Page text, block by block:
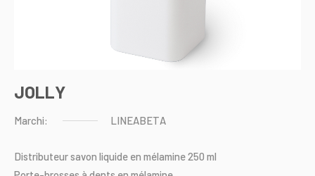
JOLLY
Marchi: LINEABETA
Distributeursavon liquide en mélamine250 ml